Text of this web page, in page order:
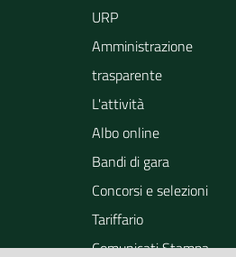
URP
Amministrazione
trasparente
L'attività
Albo online
Bandi di gara
Concorsi e selezioni
Tariffario
Comunicati Stampa